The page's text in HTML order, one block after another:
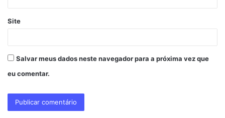
Site
Salvar meus dados neste navegador para a próxima vez que
eu comentar.